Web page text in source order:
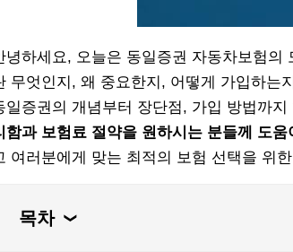
녕하세요, 오늘은 동일증권 자동차보험의
무엇인지, 왜 중요한지, 어떻게 가입하는
일증권의 개념부터 장단점, 가입 방법까
함과 보험료 절약을 원하시는 분들께 도
여러분에게 맞는 최적의 보험 선택을 위
목차 ❮